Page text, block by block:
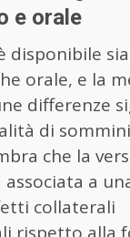
e orale
disponibile
orale, e la
differenze
di
che la
a
collaterali